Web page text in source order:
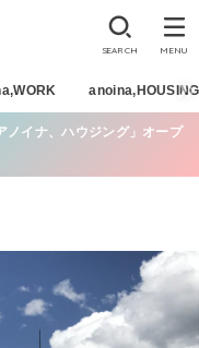
anoina,HOUSING
SEARCH MENU
ノイナ、ハウジング」オープ